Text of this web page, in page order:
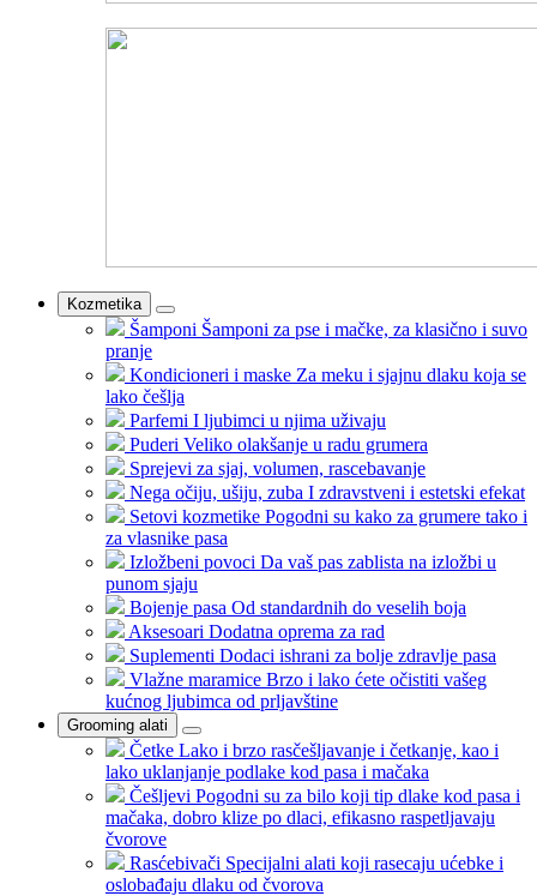
Kozmetika
Šamponi Šamponi za pse i mačke, za klasično i suvo
pranje
Kondicioneri i maske Za meku i sjajnu dlaku koja se
lako češlja
Parfemi I ljubimci u njima uživaju
Puderi Veliko olakšanje u radu grumera
Sprejevi za sjaj, volumen, rascebavanje
Nega očiju, ušiju, zuba I zdravstveni i estetski efekat
Setovi kozmetike Pogodni su kako za grumere tako i
za vlasnike pasa
Izložbeni povoci Da vaš pas zablista na izložbi u
punom sjaju
Bojenje pasa Od standardnih do veselih boja
Aksesoari Dodatna oprema za rad
Suplementi Dodaci ishrani za bolje zdravlje pasa
Vlažne maramice Brzo i lako ćete očistiti vašeg
kućnog ljubimca od prljavštine
Grooming alati
Četke Lako i brzo rasčešljavanje i četkanje, kao i
lako uklanjanje podlake kod pasa i mačaka
Češljevi Pogodni su za bilo koji tip dlake kod pasa i
mačaka, dobro klize po dlaci, efikasno raspetljavaju
čvorove
Rasćebivači Specijalni alati koji rasecaju ućebke i
oslobađaju dlaku od čvorova